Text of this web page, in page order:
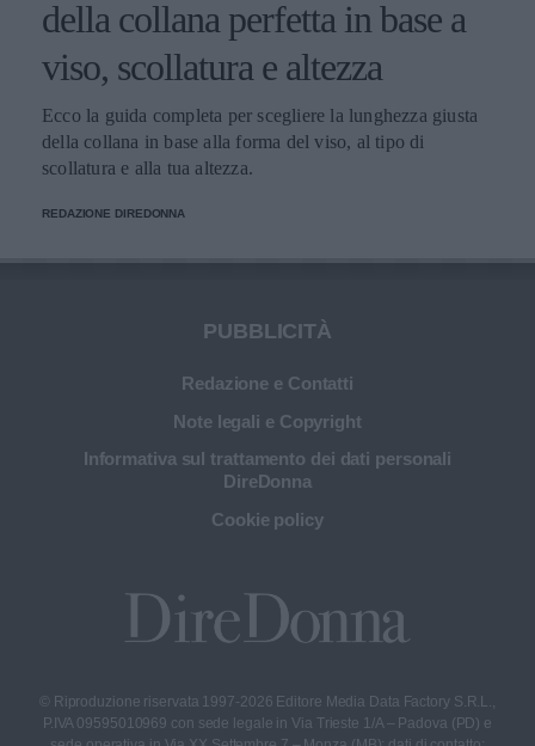
della collana perfetta in base a
viso, scollatura e altezza
Ecco la guida completa per scegliere la lunghezza giusta
della collana in base alla forma del viso, al tipo di
scollatura e alla tua altezza.
REDAZIONE DIREDONNA
PUBBLICITÀ
Redazione e Contatti
Note legali e Copyright
Informativa sul trattamento dei dati personali
DireDonna
Cookie policy
© Riproduzione riservata 1997-2026 Editore Media Data Factory S.R.L.,
P.IVA 09595010969 con sede legale in Via Trieste 1/A – Padova (PD) e